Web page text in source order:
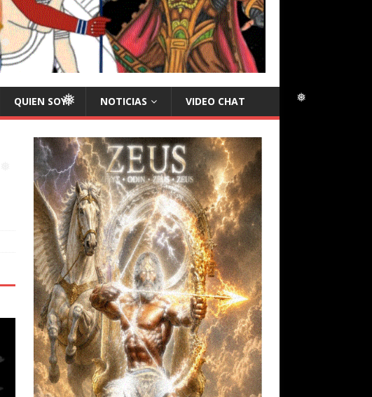
❅
QUIEN SOY? NOTICIAS VIDEO CHAT